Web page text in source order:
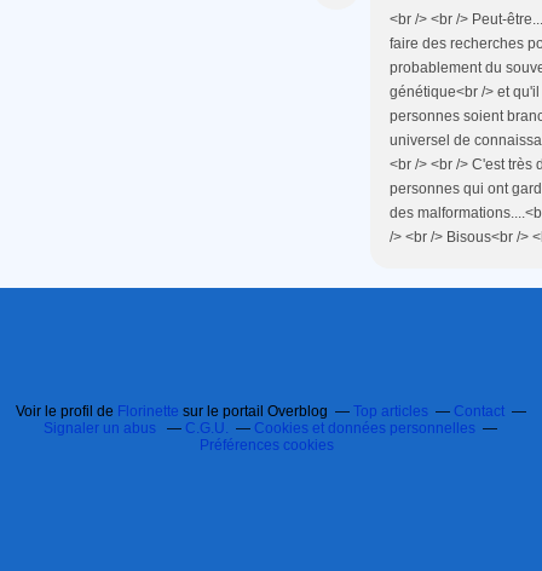
<br /> <br /> Peut-
faire des recherches
probablement du
génétique<br /> et
personnes soient
universel de
<br /> <br /> C'est très
personnes qui ont
des
/> <br /> Bisous<br />
Voir le profil de Florinette sur le portail Overblog Top articles
Contact
Signaler un abus
C.G.U.
Cookies et données personnelles
Préférences cookies